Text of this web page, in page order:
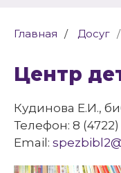
Главная Досуг
Центр
Кудинова Е.И.,
Телефон: 8 (4722)
Email: